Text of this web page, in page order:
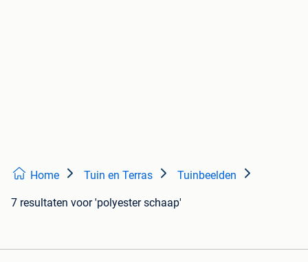
Home Tuin en Terras Tuinbeelden
7 resultaten voor 'polyester schaap'